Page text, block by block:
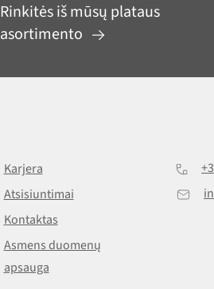
Rinkitės iš mūsų plataus
asortimento
Karjera
Atsisiuntimai
Kontaktas
Asmens duomenų
apsauga